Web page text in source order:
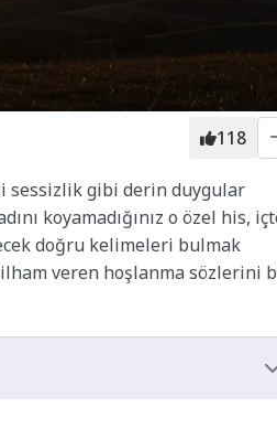
118
sessizlik gibi derin duygular
koyamadığınız o özel his,
doğru kelimeleri bulmak
veren hoşlanma sözlerini